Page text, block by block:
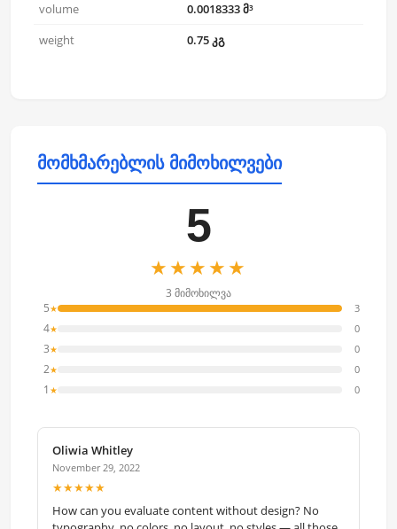
volume
0.0018333 მ³
weight
0.75 კგ
მომხმარებლის მიმოხილვები
5
★★★★★
3 მიმოხილვა
5★ 3
4★ 0
3★ 0
2★ 0
1 ★ 0
Oliwia Whitley
November 29, 2022
★★★★★
How can you evaluate content without design? No